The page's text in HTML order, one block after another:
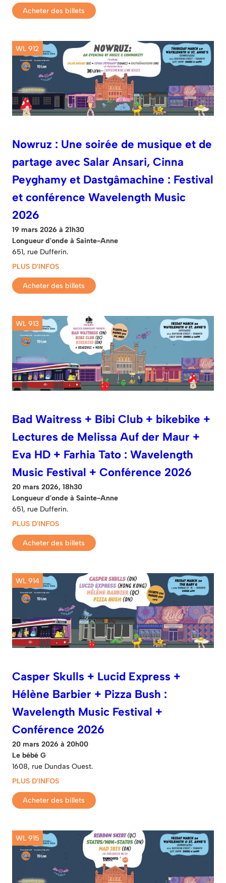
Acheter des billets
WL 912
Nowruz : Une soirée de musique et de
partage avec Salar Ansari, Cinna
Peyghamy et Dastgâmachine : Festival
et conférence Wavelength Music
2026
19 mars 2026 à 21h30
Longueur d'onde à Sainte-Anne
651, rue Dufferin.
PLUS D'INFOS
Acheter des billets
WL 913
Bad Waitress + Bibi Club + bikebike +
Lectures de Melissa Auf der Maur +
Eva HD + Farhia Tato : Wavelength
Music Festival + Conférence 2026
20 mars 2026, 18h30
Longueur d'onde à Sainte-Anne
651, rue Dufferin.
PLUS D'INFOS
Acheter des billets
WL 914
Casper Skulls + Lucid Express +
Hélène Barbier + Pizza Bush :
Wavelength Music Festival +
Conférence 2026
20 mars 2026 à 20h00
Le bébé G
1608, rue Dundas Ouest.
PLUS D'INFOS
Acheter des billets
WL 915